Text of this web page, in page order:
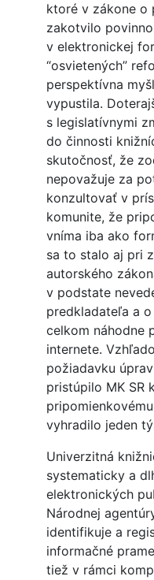
ktoré v zákone o
zakotvilo
v elektronickej
“osvietených”
perspektívna
vypustila.
s legislatívnymi
do činnosti
skutočnosť, že
nepovažuje za
konzultovať v
komunite, že
vníma iba ako
sa to stalo aj pri
autorského
v podstate
predkladateľa a
celkom náhodne
internete.
požiadavku
pristúpilo MK SR
vyhradilo jeden
Univerzitná
systematicky a
elektronických
Národnej
identifikuje a
informačné
tiež v rámci